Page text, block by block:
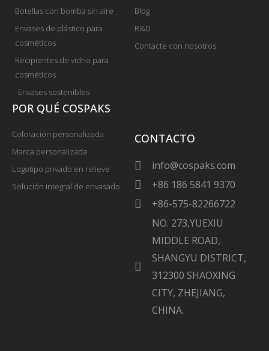
Botellas con bomba sin aire
Envases de plástico para
cosméticos
Recipientes de vidrio para
cosméticos
Envases sostenibles
Blog
R&D
Contacte con nosotros
POR QUÉ COSPAKS
Coloración personalizada
Marca personalizada
Logotipo privado en relieve
Solución integral de envasado
CONTACTO
info@cospaks.com
+86 186 5841 9370
+86-575-82266722
NO. 273,YUEXIU
MIDDLE ROAD,
SHANGYU DISTRICT,
312300 SHAOXING
CITY, ZHEJIANG,
CHINA.